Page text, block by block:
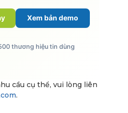
Xem bản demo
thương hiệu tin dùng
cầu cụ thể, vui lòng liên
.